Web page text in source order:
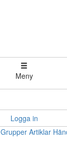
Meny
Logga in
Grupper Artiklar